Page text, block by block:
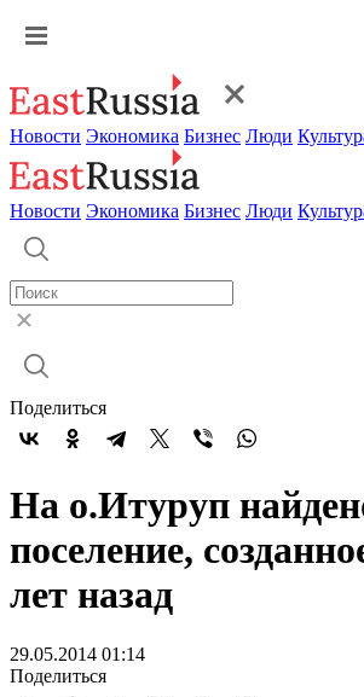
Новости Экономика Бизнес Люди
Новости Экономика Бизнес Люди
Поделиться
На о.Итуруп
поселение,
лет назад
29.05.2014 01:14
Поделиться